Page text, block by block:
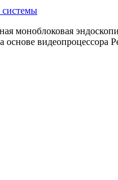
системы
моноблоковая
основе видеопроцессора